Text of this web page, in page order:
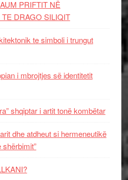
PRIFTIT NË
DRAGO SILIQIT
te simboli i trungut
i mbrojtjes së identitetit
shqiptar i artit tonë kombëtar
dhe atdheut si hermeneutikë